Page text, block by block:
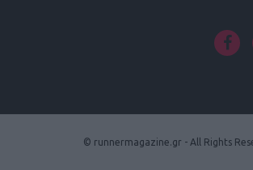
© runnermagazine.gr - All Rights